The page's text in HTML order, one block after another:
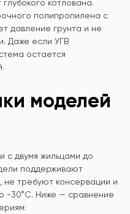
котлована.
полипропилена с
давление грунта и не
Даже если УГВ
остается
моделей
с двумя жильцами до
поддерживают
не требуют консервации и
-30°C. Ниже — сравнение